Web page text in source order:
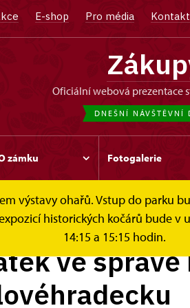
E-shop Pro média Kontakt
oficiální webová prezentace
DNEŠNÍ NÁVŠTĚVNÍ
zámku Fotogalerie
výstavy ohařů. Vstup do parku
historických kočárů bude v
14:15 a 15:15 hodin.
správě...
ve správě